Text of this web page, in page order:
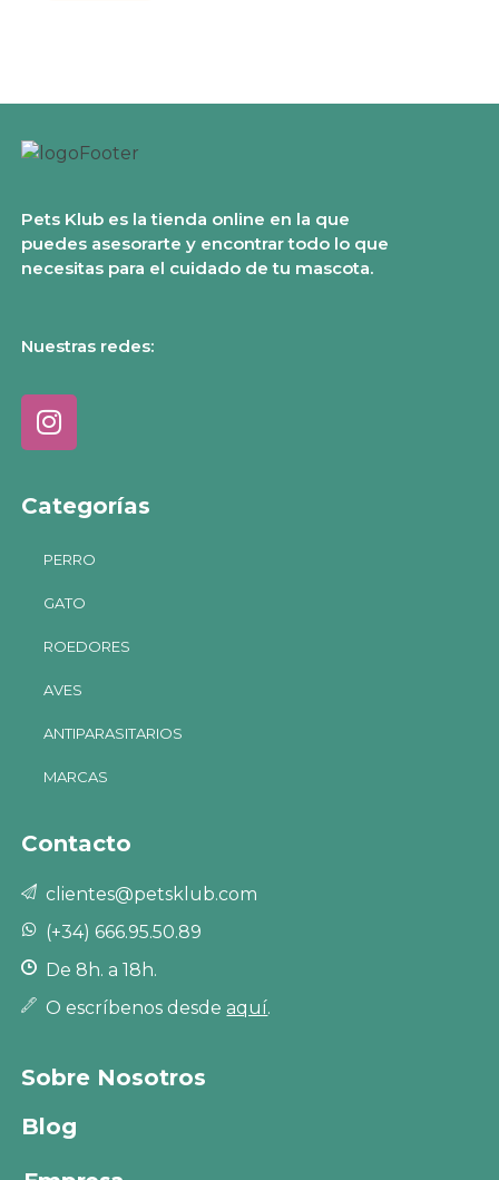
Pets Klub es la tienda online en la que
puedes asesorarte y encontrar todo lo que
necesitas para el cuidado de tu mascota.
Nuestras redes:
Categorías
PERRO
GATO
ROEDORES
AVES
ANTIPARASITARIOS
MARCAS
Contacto
clientes@petsklub.com
(+34) 666.95.50.89
De 8h. a 18h.
O escríbenos desdeaquí.
Sobre Nosotros
Blog